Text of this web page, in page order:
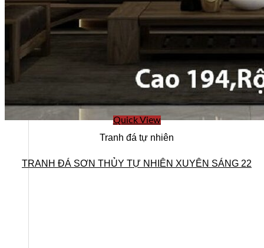
Quick View
Tranh đá tự nhiên
TRANH ĐÁ SƠN THỦY TỰ NHIÊN XUYÊN SÁNG 22